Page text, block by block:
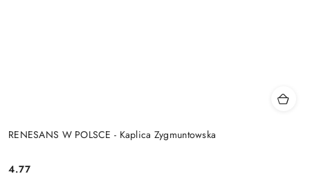
RENESANS W POLSCE - Kaplica Zygmuntowska
4.77